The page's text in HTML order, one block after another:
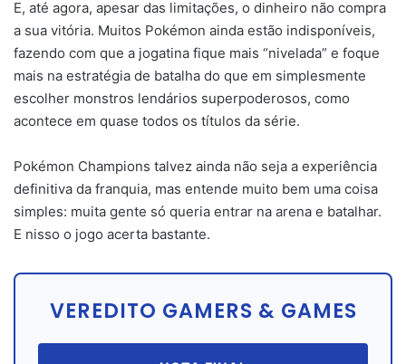
E, até agora, apesar das limitações, o dinheiro não compra
a sua vitória. Muitos Pokémon ainda estão indisponíveis,
fazendo com que a jogatina fique mais “nivelada” e foque
mais na estratégia de batalha do que em simplesmente
escolher monstros lendários superpoderosos, como
acontece em quase todos os títulos da série.
Pokémon Champions talvez ainda não seja a experiência
definitiva da franquia, mas entende muito bem uma coisa
simples: muita gente só queria entrar na arena e batalhar.
E nisso o jogo acerta bastante.
VEREDITO GAMERS & GAMES